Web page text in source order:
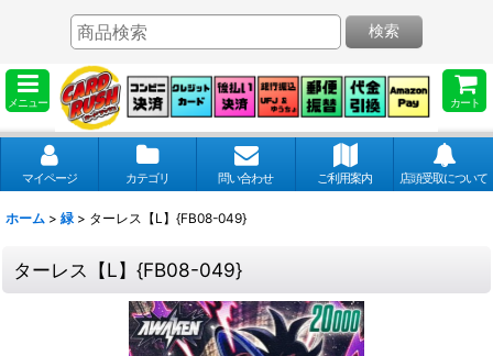
メニュー カート
検索
マイページ カテゴリ 問い合わせ ご利用案内 店頭受取について
ホーム > 緑 > ターレス【L】{FB08-049}
ターレス【L】{FB08-049}